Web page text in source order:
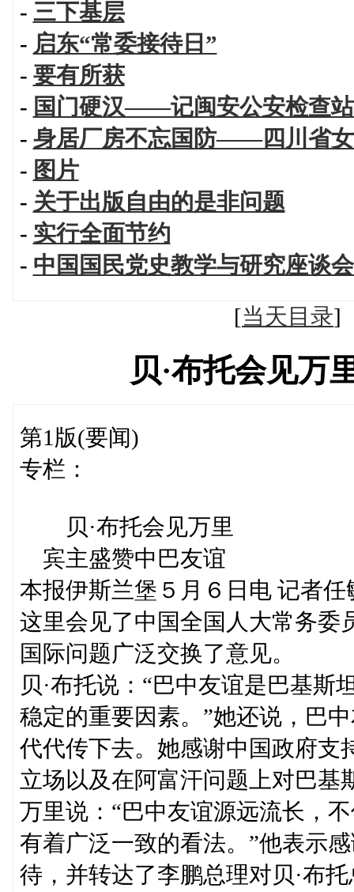
- 三下基层
- 启东“常委接待日”
- 要有所获
- 国门硬汉——记闽安公安检查
- 身居厂房不忘国防——四川省
- 图片
- 关于出版自由的是非问题
- 实行全面节约
- 中国国民党史教学与研究座谈
[当天目录
贝·布托会见
第1版(要闻)
专栏：
贝·布托会见万里
宾主盛赞中巴友谊
本报伊斯兰堡５月６日电 记者
这里会见了中国全国人大常务委
国际问题广泛交换了意见。
贝·布托说：“巴中友谊是巴基
稳定的重要因素。”她还说，巴
代代传下去。她感谢中国政府支
立场以及在阿富汗问题上对巴基
万里说：“巴中友谊源远流长，
有着广泛一致的看法。”他表示
待，并转达了李鹏总理对贝·布